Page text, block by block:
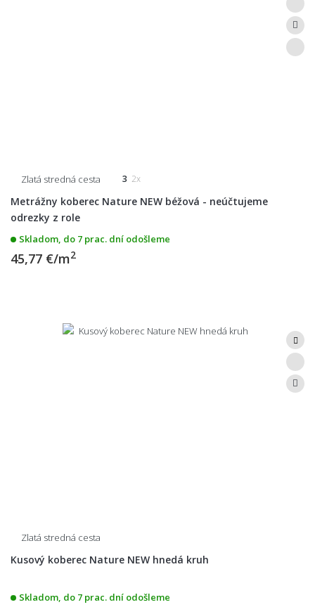
Zlatá stredná cesta 3 2x
Metrážny koberec Nature NEW béžová - neúčtujeme
odrezky z role
Skladom, do 7 prac. dní odošleme
45,77 €/m2
Zlatá stredná cesta
Kusový koberec Nature NEW hnedá kruh
Skladom, do 7 prac. dní odošleme